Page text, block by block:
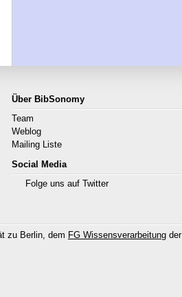
Über BibSonomy
Team
Weblog
Mailing Liste
Social Media
Folge uns auf Twitter
zu Berlin, dem FG Wissensverarbeitung der